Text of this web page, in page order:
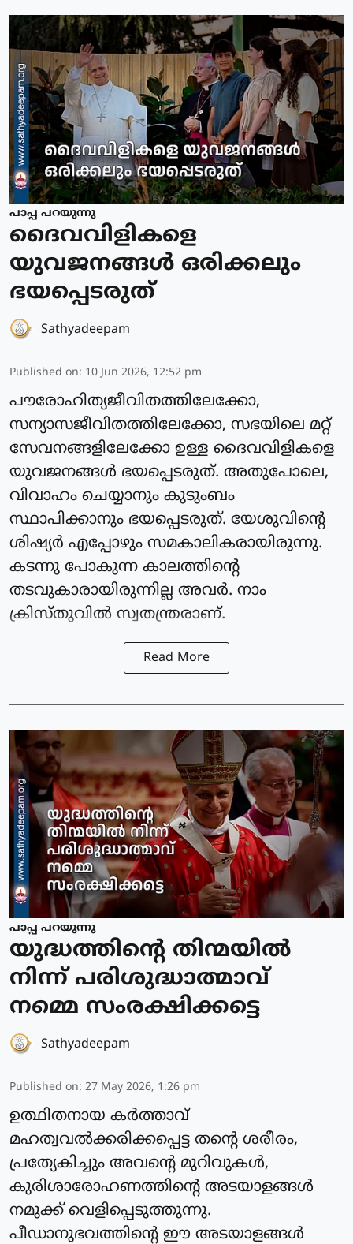
പാപ്പ പറയുന്നു
ദൈവവിളികളെ
യുവജനങ്ങള്‍ ഒരിക്കലും
ഭയപ്പെടരുത്
Sathyadeepam
Published on: 10 Jun 2026, 12:52 pm
പൗരോഹിത്യജീവിതത്തിലേക്കോ,
സന്യാസജീവിതത്തിലേക്കോ, സഭയിലെ മറ്റ്
സേവനങ്ങളിലേക്കോ ഉള്ള ദൈവവിളികളെ
യുവജനങ്ങള്‍ ഭയപ്പെടരുത്. അതുപോലെ,
വിവാഹം ചെയ്യാനും കുടുംബം
സ്ഥാപിക്കാനും ഭയപ്പെടരുത്. യേശുവിന്റെ
ശിഷ്യര്‍ എപ്പോഴും സമകാലികരായിരുന്നു.
കടന്നു പോകുന്ന കാലത്തിന്റെ
തടവുകാരായിരുന്നില്ല അവര്‍. നാം
ക്രിസ്തുവില്‍ സ്വതന്ത്രരാണ്.
Read More
പാപ്പ പറയുന്നു
യുദ്ധത്തിന്റെ തിന്മയില്‍
നിന്ന് പരിശുദ്ധാത്മാവ്
നമ്മെ സംരക്ഷിക്കട്ടെ
Sathyadeepam
Published on: 27 May 2026, 1:26 pm
ഉത്ഥിതനായ കര്‍ത്താവ്
മഹത്വവല്‍ക്കരിക്കപ്പെട്ട തന്റെ ശരീരം,
പ്രത്യേകിച്ചും അവന്റെ മുറിവുകള്‍,
കുരിശാരോഹണത്തിന്റെ അടയാളങ്ങള്‍
നമുക്ക് വെളിപ്പെടുത്തുന്നു.
പീഡാനുഭവത്തിന്റെ ഈ അടയാളങ്ങള്‍